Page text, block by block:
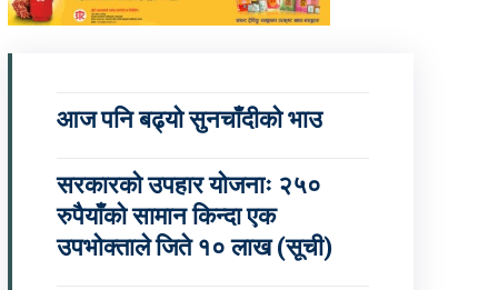
आज पनि बढ्यो सुनचाँदीको भाउ
सरकारको उपहार योजनाः २५०
रुपैयाँको सामान किन्दा एक
उपभोक्ताले जिते १० लाख (सूची)